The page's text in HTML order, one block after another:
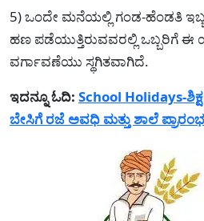
5) ಒಂದೇ ಮನೆಯಲ್ಲಿ ಗಂಡ-ಹೆಂಡತಿ
ಹಣ ಪಡೆಯುತ್ತಿರುವವರಲ್ಲಿ
ವರ್ಗಾವಣೆಯು ಸ್ಥಗಿತವಾಗಿದೆ.
ಇದನ್ನೂ ಓದಿ: School Holidays-
ಬೇಸಿಗೆ ರಜೆ ಅವಧಿ ಮತ್ತು ಶಾಲೆ